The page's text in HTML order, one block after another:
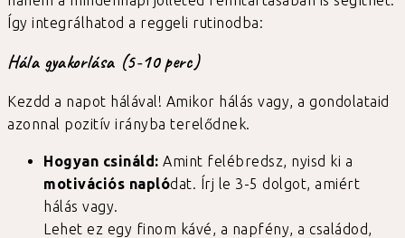
Így integrálhatod a reggeli rutinodba:
Hála gyakorlása (5-10 perc)
Kezdd a napot hálával! Amikor hálás vagy, a gondolataid
azonnal pozitív irányba terelődnek.
Hogyan csináld: Amint felébredsz, nyisd ki a
motivációs naplódat. Írj le 3-5 dolgot, amiért
hálás vagy.
Lehet ez egy finom kávé, a napfény, a családod,